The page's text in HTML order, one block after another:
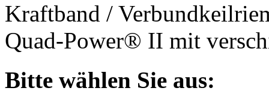
Kraftband /
Quad-Power® II mit
Bitte wählen Sie aus: